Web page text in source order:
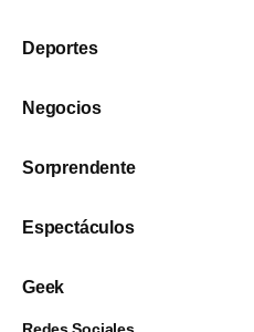
Deportes
Negocios
Sorprendente
Espectáculos
Geek